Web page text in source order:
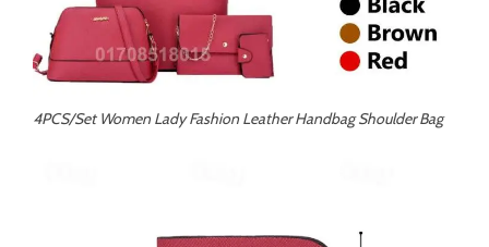
4PCS/Set Women Lady Fashion Leather Handbag Shoulder Bag